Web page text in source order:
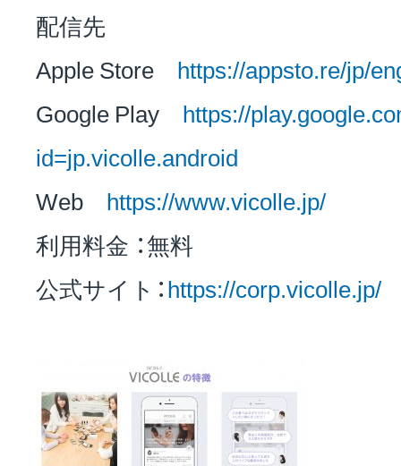
配信先
Apple Store https://appsto.re/jp/
Google Play https://
id=jp.vicolle.android
Web https://www.vicolle.jp/
利用料金 ：無料
公式サイト：https://corp.vicolle.jp/